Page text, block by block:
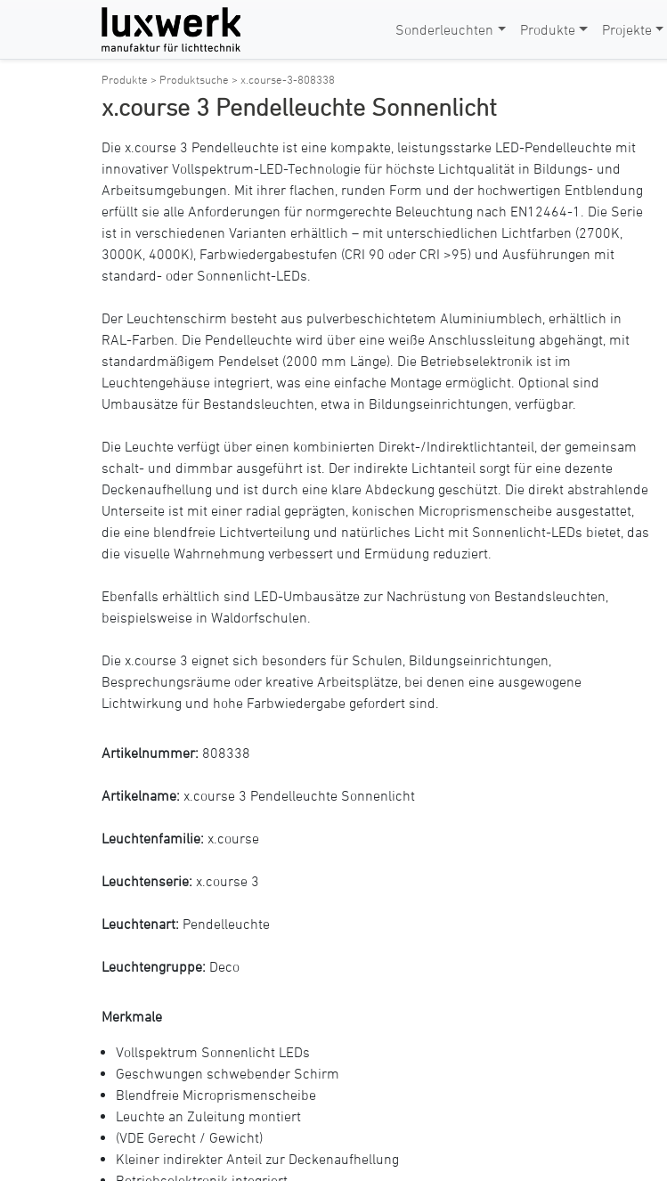
Sonderleuchten Produkte Projekte
Produkte > Produktsuche > x.course-3-808338
x.course 3 Pendelleuchte Sonnenlicht
Die x.course 3 Pendelleuchte ist eine kompakte, leistungsstarke LED-Pendelleuchte mit
innovativer Vollspektrum-LED-Technologie für höchste Lichtqualität in Bildungs- und
Arbeitsumgebungen. Mit ihrer flachen, runden Form und der hochwertigen Entblendung
erfüllt sie alle Anforderungen für normgerechte Beleuchtung nach EN12464-1. Die Serie
ist in verschiedenen Varianten erhältlich – mit unterschiedlichen Lichtfarben (2700K,
3000K, 4000K), Farbwiedergabestufen (CRI 90 oder CRI >95) und Ausführungen mit
standard- oder Sonnenlicht-LEDs.
Der Leuchtenschirm besteht aus pulverbeschichtetem Aluminiumblech, erhältlich in
RAL-Farben. Die Pendelleuchte wird über eine weiße Anschlussleitung abgehängt, mit
standardmäßigem Pendelset (2000 mm Länge). Die Betriebselektronik ist im
Leuchtengehäuse integriert, was eine einfache Montage ermöglicht. Optional sind
Umbausätze für Bestandsleuchten, etwa in Bildungseinrichtungen, verfügbar.
Die Leuchte verfügt über einen kombinierten Direkt-/Indirektlichtanteil, der gemeinsam
schalt- und dimmbar ausgeführt ist. Der indirekte Lichtanteil sorgt für eine dezente
Deckenaufhellung und ist durch eine klare Abdeckung geschützt. Die direkt abstrahlende
Unterseite ist mit einer radial geprägten, konischen Microprismenscheibe ausgestattet,
die eine blendfreie Lichtverteilung und natürliches Licht mit Sonnenlicht-LEDs bietet, das
die visuelle Wahrnehmung verbessert und Ermüdung reduziert.
Ebenfalls erhältlich sind LED-Umbausätze zur Nachrüstung von Bestandsleuchten,
beispielsweise in Waldorfschulen.
Die x.course 3 eignet sich besonders für Schulen, Bildungseinrichtungen,
Besprechungsräume oder kreative Arbeitsplätze, bei denen eine ausgewogene
Lichtwirkung und hohe Farbwiedergabe gefordert sind.
Artikelnummer: 808338
Artikelname: x.course 3 Pendelleuchte Sonnenlicht
Leuchtenfamilie: x.course
Leuchtenserie: x.course 3
Leuchtenart: Pendelleuchte
Leuchtengruppe: Deco
Merkmale
Vollspektrum Sonnenlicht LEDs
Geschwungen schwebender Schirm
Blendfreie Microprismenscheibe
Leuchte an Zuleitung montiert
(VDE Gerecht / Gewicht)
Kleiner indirekter Anteil zur Deckenaufhellung